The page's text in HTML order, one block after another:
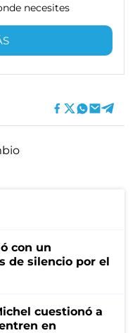
necesites
con un
de silencio por el
cuestionó a
en